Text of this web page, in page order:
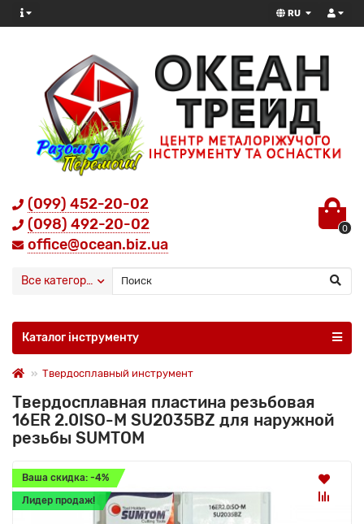
RU
(099) 452-20-02
(098) 492-20-02
office@ocean.biz.ua
0
Все категории
Каталог інструменту
Твердосплавный инструмент
Твердосплавная пластина резьбовая
16ER 2.0ISO-M SU2035BZ для наружной
резьбы SUMTOM
Ваша скидка: -4%
Лидер продаж!